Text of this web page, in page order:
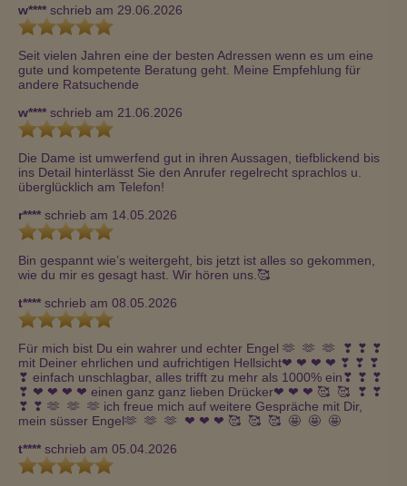
w**** schrieb am 29.06.2026
Seit vielen Jahren eine der besten Adressen wenn es um eine
gute und kompetente Beratung geht. Meine Empfehlung für
andere Ratsuchende
w**** schrieb am 21.06.2026
Die Dame ist umwerfend gut in ihren Aussagen, tiefblickend bis
ins Detail hinterlässt Sie den Anrufer regelrecht sprachlos u.
überglücklich am Telefon!
r**** schrieb am 14.05.2026
Bin gespannt wie’s weitergeht, bis jetzt ist alles so gekommen,
wie du mir es gesagt hast. Wir hören uns.🥰
t**** schrieb am 08.05.2026
Für mich bist Du ein wahrer und echter Engel 🫶  🫶  🫶  ❣ ️❣ ️❣
️mit Deiner ehrlichen und aufrichtigen Hellsicht❤ ️❤ ️❤ ️❤ ️❣ ️❣ ️❣
️❣ ️einfach unschlagbar, alles trifft zu mehr als 1000% ein❣ ️❣ ️❣
️❣ ️❤ ️❤ ️❤ ️❤ ️einen ganz ganz lieben Drücker❤ ️❤ ️❤ ️🥰  🥰  ❣ ️❣
️❣ ️❣ ️🫶  🫶  🫶 ich freue mich auf weitere Gespräche mit Dir,
mein süsser Engel🫶  🫶  🫶  ❤ ️❤ ️❤ ️🥰  🥰  🥰  🤩  🤩  🤩
t**** schrieb am 05.04.2026